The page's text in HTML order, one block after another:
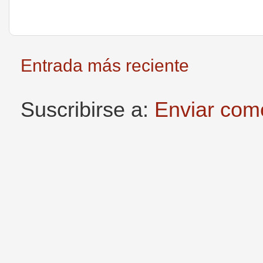
Entrada más reciente
Suscribirse a: Enviar